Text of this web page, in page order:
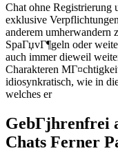
Chat ohne Registrierung
exklusive
anderem umherwandern
SpaГџvГ¶geln oder
auch immer dieweil
Charakteren
idiosynkratisch, wie in
welches er
GebГјhrenfrei
Chats Ferner